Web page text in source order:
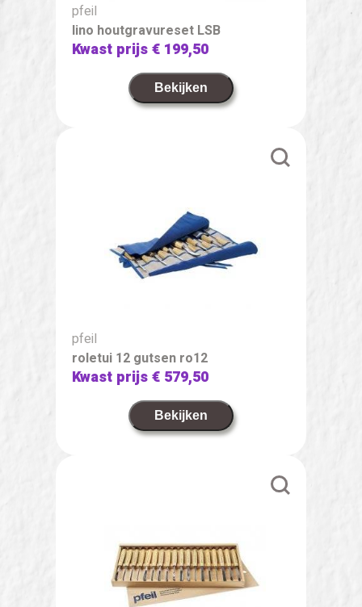
pfeil
lino houtgravureset LSB
Kwast prijs€ 199,50
Bekijken
pfeil
roletui 12 gutsen ro12
Kwast prijs€ 579,50
Bekijken